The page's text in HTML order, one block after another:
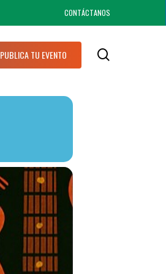
CONTÁCTANOS
PUBLICA TU EVENTO